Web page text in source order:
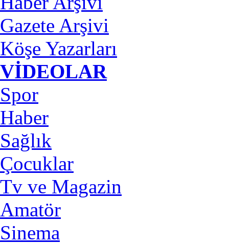
Gazete Arşivi
Köşe Yazarları
VİDEOLAR
Spor
Haber
Sağlık
Çocuklar
Tv ve Magazin
Amatör
Sinema